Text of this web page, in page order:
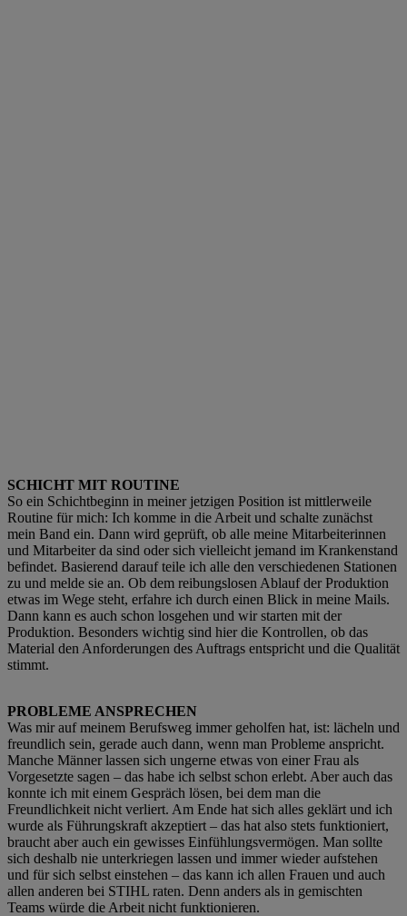
SCHICHT MIT ROUTINE
So ein Schichtbeginn in meiner jetzigen Position ist mittlerweile
Routine für mich: Ich komme in die Arbeit und schalte zunächst
mein Band ein. Dann wird geprüft, ob alle meine Mitarbeiterinnen
und Mitarbeiter da sind oder sich vielleicht jemand im Krankenstand
befindet. Basierend darauf teile ich alle den verschiedenen Stationen
zu und melde sie an. Ob dem reibungslosen Ablauf der Produktion
etwas im Wege steht, erfahre ich durch einen Blick in meine Mails.
Dann kann es auch schon losgehen und wir starten mit der
Produktion. Besonders wichtig sind hier die Kontrollen, ob das
Material den Anforderungen des Auftrags entspricht und die Qualität
stimmt.
PROBLEME ANSPRECHEN
Was mir auf meinem Berufsweg immer geholfen hat, ist: lächeln und
freundlich sein, gerade auch dann, wenn man Probleme anspricht.
Manche Männer lassen sich ungerne etwas von einer Frau als
Vorgesetzte sagen – das habe ich selbst schon erlebt. Aber auch das
konnte ich mit einem Gespräch lösen, bei dem man die
Freundlichkeit nicht verliert. Am Ende hat sich alles geklärt und ich
wurde als Führungskraft akzeptiert – das hat also stets funktioniert,
braucht aber auch ein gewisses Einfühlungsvermögen. Man sollte
sich deshalb nie unterkriegen lassen und immer wieder aufstehen
und für sich selbst einstehen – das kann ich allen Frauen und auch
allen anderen bei STIHL raten. Denn anders als in gemischten
Teams würde die Arbeit nicht funktionieren.